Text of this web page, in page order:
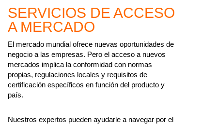
SERVICIOS DE ACCESO
A MERCADO
El mercado mundial ofrece nuevas oportunidades de
negocio a las empresas. Pero el acceso a nuevos
mercados implica la conformidad con normas
propias, regulaciones locales y requisitos de
certificación específicos en función del producto y
país.
Nuestros expertos pueden ayudarle a navegar por el